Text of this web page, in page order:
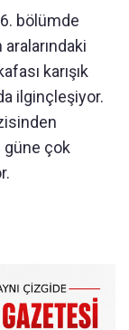
bölümde
karışık
ilginçleşiyor.
güne çok